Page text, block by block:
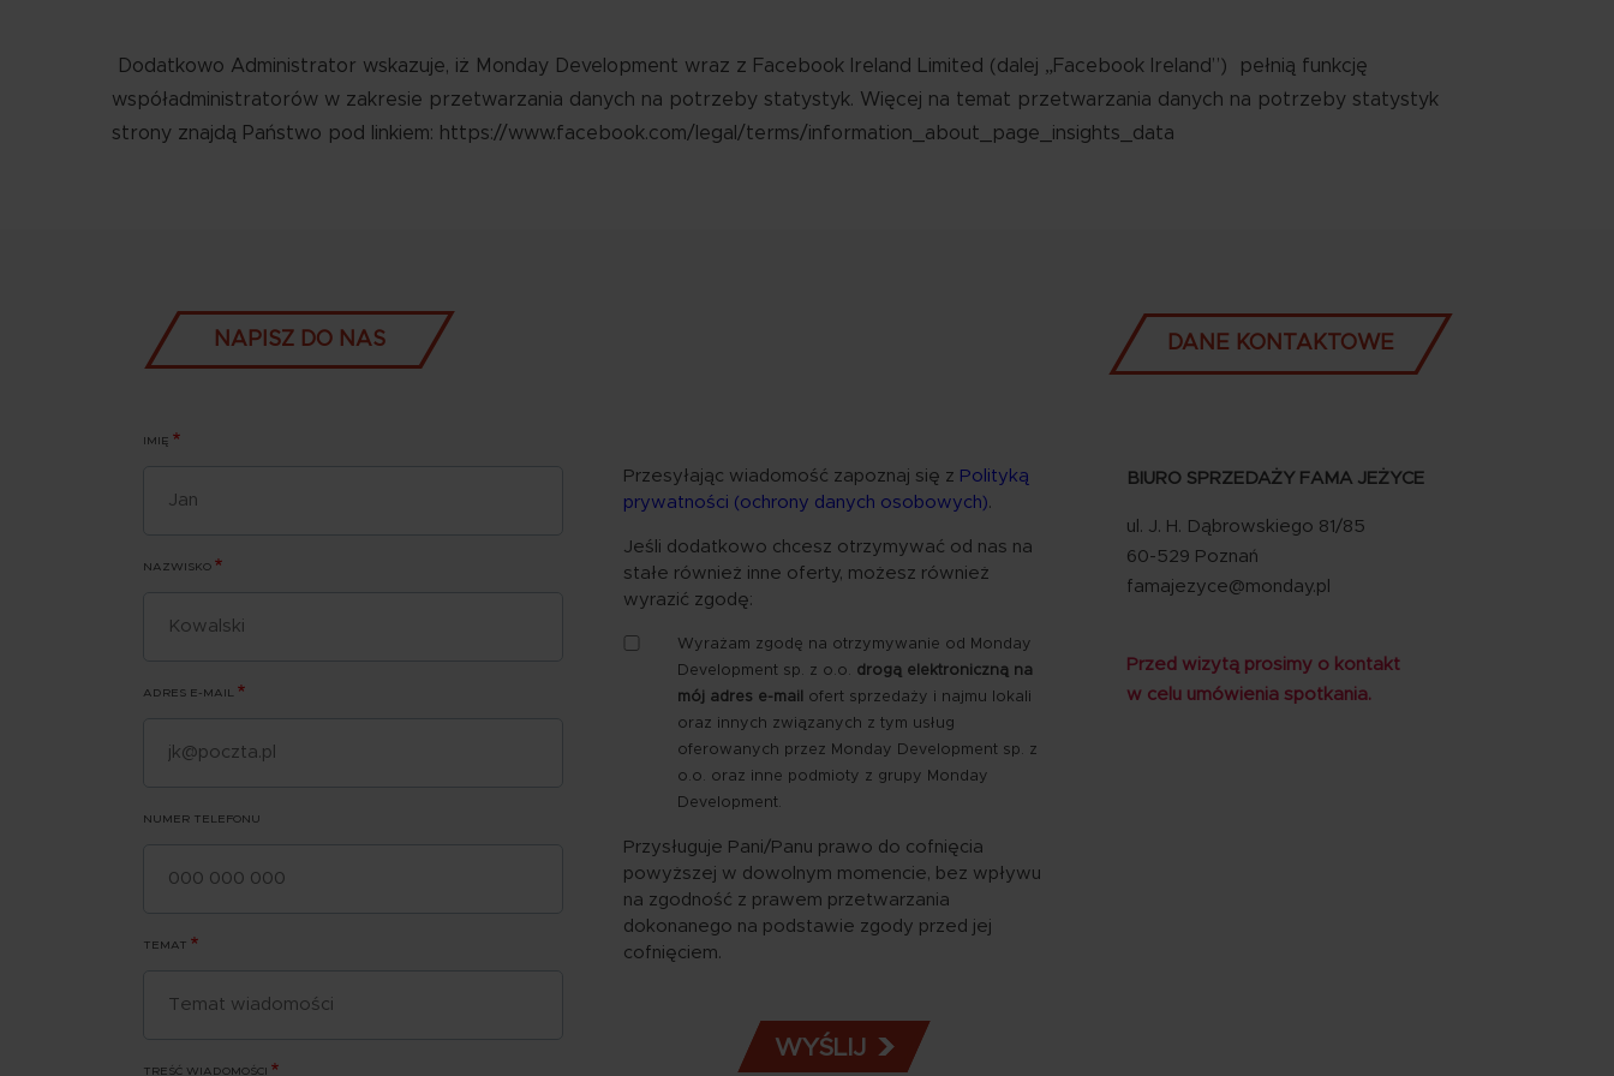
Dodatkowo Administrator wskazuje, iż Monday Development wraz z Facebook Ireland Limited (dalej „Facebook Ireland”) pełnią funkcję
współadministratorów w zakresie przetwarzania danych na potrzeby statystyk. Więcej na temat przetwarzania danych na potrzeby statystyk
strony znajdą Państwo pod linkiem: https://www.facebook.com/legal/terms/information_about_page_insights_data
TYTUŁ
NAPISZ DO NAS
IMIĘ
NAZWISKO
ADRES E-MAIL
NUMER TELEFONU
TEMAT
TREŚĆ WIADOMOŚCI
Przesyłając wiadomość zapoznaj się z Polityką
prywatności (ochrony danych osobowych).
Jeśli dodatkowo chcesz otrzymywać od nas na
stałe również inne oferty, możesz również
wyrazić zgodę:
Zgoda
marketing
mail
Wyrażam zgodę na otrzymywanie od Monday
Development sp. z o.o. drogą elektroniczną na
mój adres e-mail
ofert sprzedaży i najmu lokali
oraz innych związanych z tym usług
oferowanych przez Monday Development sp. z
o.o. oraz inne podmioty z grupy Monday
Development.
Przysługuje Pani/Panu prawo do cofnięcia
powyższej w dowolnym momencie, bez wpływu
na zgodność z prawem przetwarzania
dokonanego na podstawie zgody przed jej
cofnięciem.
DANE KONTAKTOWE
BIURO SPRZEDAŻY FAMA JEŻYCE
ul. J. H. Dąbrowskiego 81/85
60-529 Poznań
famajezyce@monday.pl
Przed wizytą prosimy o kontakt
w celu umówienia spotkania.